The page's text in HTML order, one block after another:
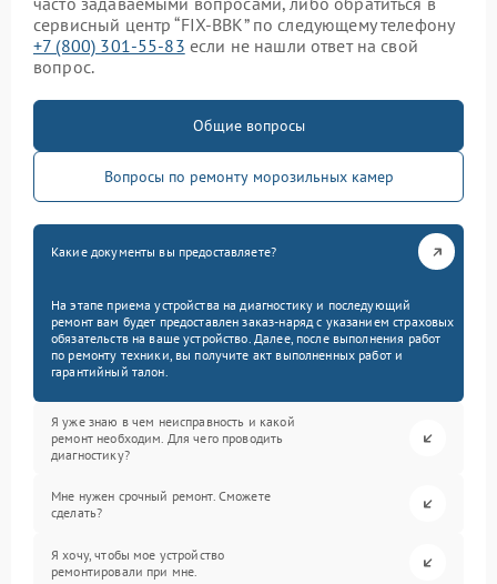
сервисный центр “FIX-BBK” по следующему телефону
+7 (800) 301-55-83 если не нашли ответ на свой
вопрос.
Общие вопросы
Вопросы по ремонту морозильных камер
Какие документы вы предоставляете?
На этапе приема устройства на диагностику и последующий
ремонт вам будет предоставлен заказ-наряд с указанием страховых
обязательств на ваше устройство. Далее, после выполнения работ
по ремонту техники, вы получите акт выполненных работ и
гарантийный талон.
Я уже знаю в чем неисправность и какой
ремонт необходим. Для чего проводить
диагностику?
Мне нужен срочный ремонт. Сможете
сделать?
Я хочу, чтобы мое устройство
ремонтировали при мне.